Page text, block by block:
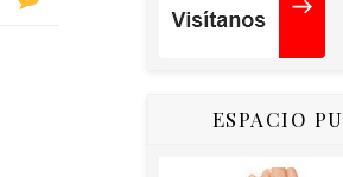
ESPACIO